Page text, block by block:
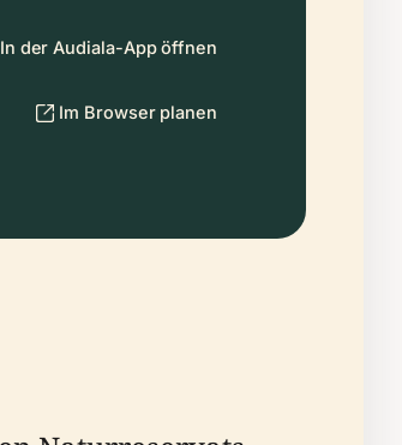
In der Audiala-App öffnen
Im Browser planen